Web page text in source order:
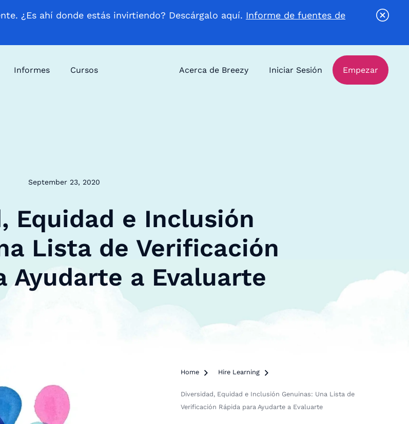
¿Es ahí donde estás invirtiendo? Descárgalo aquí. Informe de fuentes de
Informes Cursos Acerca de Breezy Iniciar Sesión Empezar
September 23, 2020
Equidad e Inclusión
Lista de Verificación
Ayudarte a Evaluarte
Home  Hire Learning 
Diversidad, Equidad e Inclusión Genuinas: Una Lista de
Verificación Rápida para Ayudarte a Evaluarte